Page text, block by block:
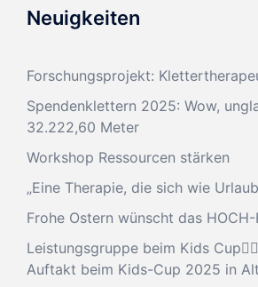
Neuigkeiten
Forschungsprojekt:
Spendenklettern 2025: Wow,
32.222,60 Meter
Workshop Ressourcen stärken
„Eine Therapie, die sich wie
Frohe Ostern wünscht das HOCH-
Leistungsgruppe beim Kids
Auftakt beim Kids-Cup 2025 in